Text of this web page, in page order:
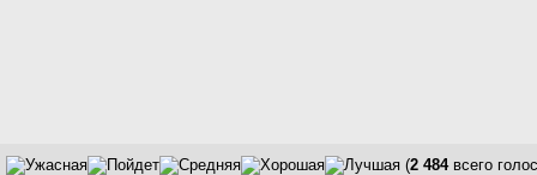
(2 484всего